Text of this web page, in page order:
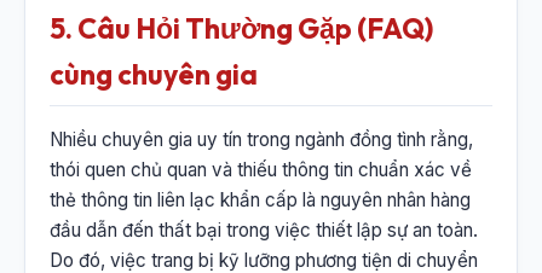
5. Câu Hỏi Thường Gặp (FAQ)
cùng chuyên gia
Nhiều chuyên gia uy tín trong ngành đồng tình rằng,
thói quen chủ quan và thiếu thông tin chuẩn xác về
thẻ thông tin liên lạc khẩn cấp là nguyên nhân hàng
đầu dẫn đến thất bại trong việc thiết lập sự an toàn.
Do đó, việc trang bị kỹ lưỡng phương tiện di chuyển